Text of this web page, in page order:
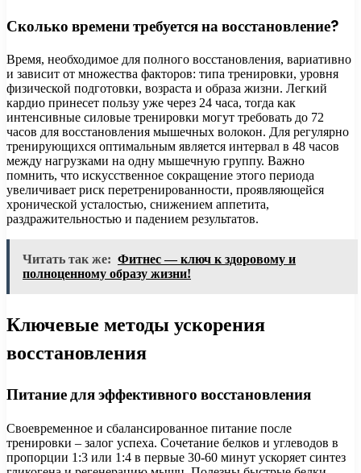
Сколько времени требуется на восстановление?
Время, необходимое для полного восстановления, вариативно
и зависит от множества факторов: типа тренировки, уровня
физической подготовки, возраста и образа жизни. Легкий
кардио принесет пользу уже через 24 часа, тогда как
интенсивные силовые тренировки могут требовать до 72
часов для восстановления мышечных волокон. Для регулярно
тренирующихся оптимальным является интервал в 48 часов
между нагрузками на одну мышечную группу. Важно
помнить, что искусственное сокращение этого периода
увеличивает риск перетренированности, проявляющейся
хронической усталостью, снижением аппетита,
раздражительностью и падением результатов.
Читать так же: Фитнес — ключ к здоровому и
полноценному образу жизни!
Ключевые методы ускорения
восстановления
Питание для эффективного восстановления
Своевременное и сбалансированное питание после
тренировки – залог успеха. Сочетание белков и углеводов в
пропорции 1:3 или 1:4 в первые 30-60 минут ускоряет синтез